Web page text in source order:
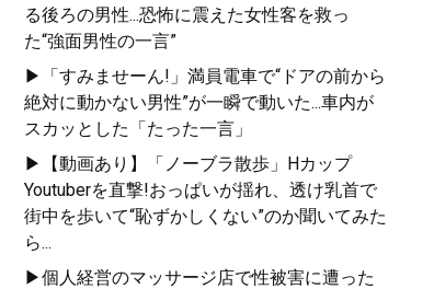
る後ろの男性...恐怖に震えた女性客を救っ
た“強面男性の一言”
▶「すみませーん!」満員電車で“ドアの前から
絶対に動かない男性”が一瞬で動いた...車内が
スカッとした「たった一言」
▶【動画あり】「ノーブラ散歩」Hカップ
Youtuberを直撃!おっぱいが揺れ、透け乳首で
街中を歩いて“恥ずかしくない”のか聞いてみた
ら...
▶個人経営のマッサージ店で性被害に遭った